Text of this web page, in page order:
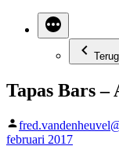
Terug
Tapas Bars –
Geplaatst
door
februari 2017